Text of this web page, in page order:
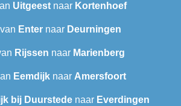
Uitgeestnaar Kortenhoef
Enternaar Deurningen
Rijssen naar Marienberg
Eemdijknaar Amersfoort
bij Duurstede naar Everdingen